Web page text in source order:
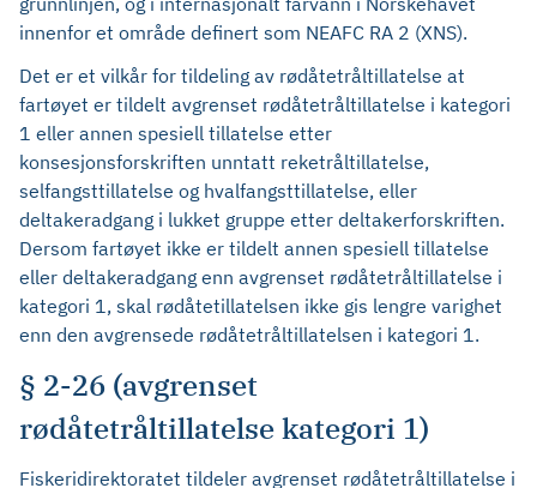
innenfor et område definert som NEAFC RA 2 (XNS).
Det er et vilkår for tildeling av rødåtetråltillatelse at
fartøyet er tildelt avgrenset rødåtetråltillatelse i kategori
1 eller annen spesiell tillatelse etter
konsesjonsforskriften unntatt reketråltillatelse,
selfangsttillatelse og hvalfangsttillatelse, eller
deltakeradgang i lukket gruppe etter deltakerforskriften.
Dersom fartøyet ikke er tildelt annen spesiell tillatelse
eller deltakeradgang enn avgrenset rødåtetråltillatelse i
kategori 1, skal rødåtetillatelsen ikke gis lengre varighet
enn den avgrensede rødåtetråltillatelsen i kategori 1.
§ 2-26 (avgrenset
rødåtetråltillatelse kategori 1)
Fiskeridirektoratet tildeler avgrenset rødåtetråltillatelse i